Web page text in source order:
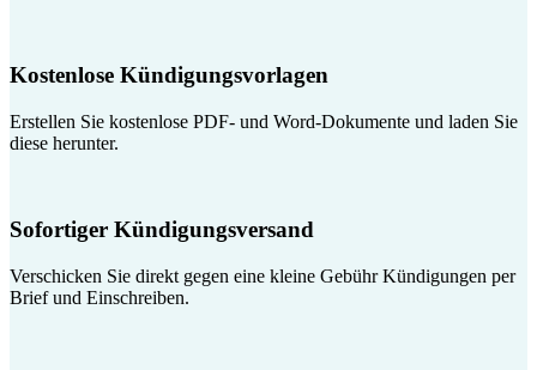
Kostenlose Kündigungsvorlagen
Erstellen Sie kostenlose PDF- und Word-Dokumente und laden Sie
diese herunter.
Sofortiger Kündigungsversand
Verschicken Sie direkt gegen eine kleine Gebühr Kündigungen per
Brief und Einschreiben.